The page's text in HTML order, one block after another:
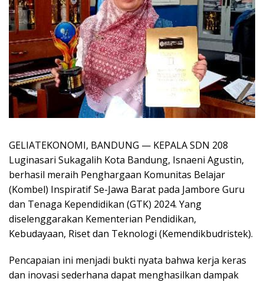
GELIATEKONOMI, BANDUNG — KEPALA SDN 208
Luginasari Sukagalih Kota Bandung, Isnaeni Agustin,
berhasil meraih Penghargaan Komunitas Belajar
(Kombel) Inspiratif Se-Jawa Barat pada Jambore Guru
dan Tenaga Kependidikan (GTK) 2024. Yang
diselenggarakan Kementerian Pendidikan,
Kebudayaan, Riset dan Teknologi (Kemendikbudristek).
Pencapaian ini menjadi bukti nyata bahwa kerja keras
dan inovasi sederhana dapat menghasilkan dampak